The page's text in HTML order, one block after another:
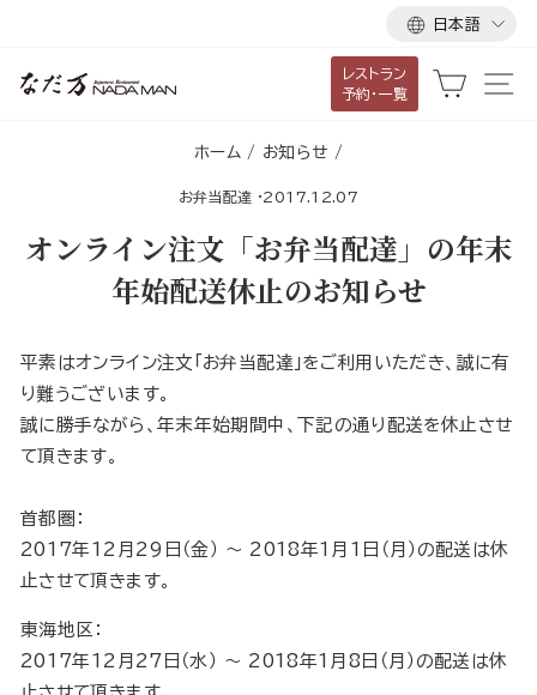
言
語
日本語
レストラン
予約・一覧
カート
ホーム / お知らせ /
お弁当配達 ·2017.12.07
オンライン注文「お弁当配達」の年末
年始配送休止のお知らせ
平素はオンライン注文「お弁当配達」をご利用いただき、誠に有
り難うございます。
誠に勝手ながら、年末年始期間中、下記の通り配送を休止させ
て頂きます。
首都圏：
2017年12月29日（金） 〜 2018年1月1日（月）の配送は休
止させて頂きます。
東海地区：
2017年12月27日（水） 〜 2018年1月8日（月）の配送は休